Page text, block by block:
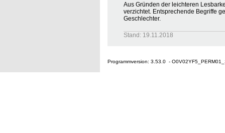
Aus Gründen der leichteren
verzichtet. Entsprechende Begriffe
Geschlechter.
Stand: 19.11.2018
Programmversion: 3.53.0 -